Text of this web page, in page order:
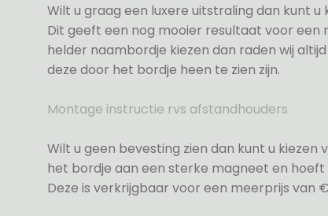
Wilt u graag een luxere uitstraling dan kunt
Dit geeft een nog mooier resultaat voor een
helder naambordje kiezen dan raden wij
deze door het bordje heen te zien zijn.
Montage instructie rvs afstandhouders
Wilt u geen bevesting zien dan kunt u
het bordje aan een sterke magneet en hoeft
Deze is verkrijgbaar voor een meerprijs van